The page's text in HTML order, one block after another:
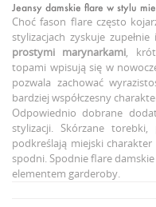
Jeansy damskie flare w stylu
Choć fason flare często
stylizacjach zyskuje
prostymi marynarkami,
topami wpisują się w
pozwala zachować
bardziej współczesny
Odpowiednio dobrane
stylizacji. Skórzane
podkreślają miejski
spodni. Spodnie flare
elementem garderoby.